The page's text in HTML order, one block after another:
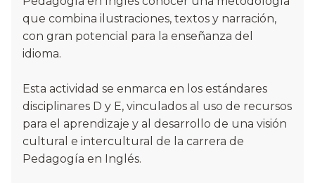
que combina ilustraciones, textos y narración,
con gran potencial para la enseñanza del
idioma.
Esta actividad se enmarca en los estándares
disciplinares D y E, vinculados al uso de recursos
para el aprendizaje y al desarrollo de una visión
cultural e intercultural de la carrera de
Pedagogía en Inglés.